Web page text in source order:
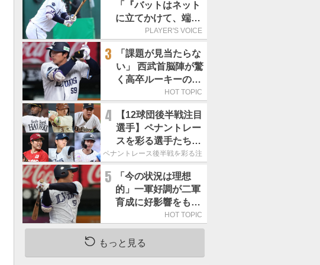
「『バットはネット
に立てかけて、端に
置くんだぞ』と栗山
だきました」／憧れ
の人からの金言
PLAYER'S VOICE
3
「課題が見当たらな
い」 西武首脳陣が驚
く高卒ルーキーの高
HOT TOPIC
4
【12球団後半戦注目
選手】ペナントレー
スを彩る選手たち
ここからが本当の勝
ペナントレース後半戦を彩る注目選手たち
5
「今の状況は理想
的」一軍好調が二軍
育成に好影響をもた
らす西武 象徴は高
卒新人・横田蒼和
HOT TOPIC
もっと見る